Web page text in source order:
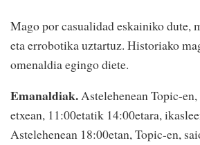
Mago por casualidad eskainiko dute,
eta errobotika uztartuz. Historiako
omenaldia egingo diete.
Emanaldiak.Astelehenean Topic-
etxean, 11:00etatik 14:00etara,
Astelehenean 18:00etan, Topic-en,